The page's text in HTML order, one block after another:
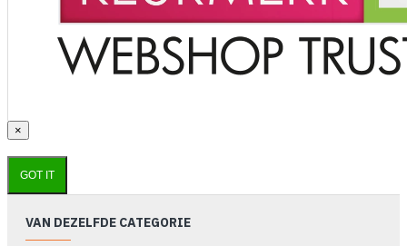
×
GOT IT
VAN DEZELFDE CATEGORIE